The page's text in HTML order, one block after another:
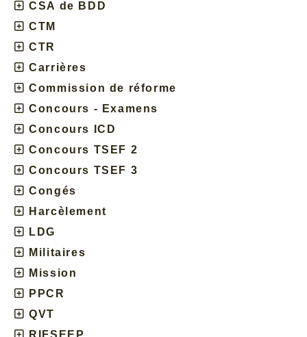
CSA de BDD
CTM
CTR
Carrières
Commission de réforme
Concours - Examens
Concours ICD
Concours TSEF 2
Concours TSEF 3
Congés
Harcèlement
LDG
Militaires
Mission
PPCR
QVT
RIFSEEP